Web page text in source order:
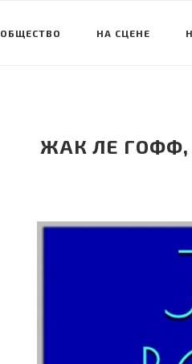
ОБЩЕСТВО НА СЦЕНЕ
ЖАК ЛЕ ГОФФ,